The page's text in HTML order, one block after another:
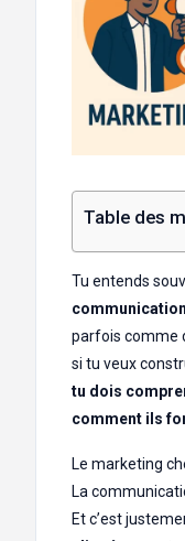
Table des
Tu entends
communication
parfois comme
si tu veux
tu dois
comment ils
Le marketing
La
Et c’est